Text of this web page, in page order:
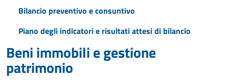
Bilancio preventivo e consuntivo
Piano degli indicatori e risultati attesi di bilancio
Beni immobili e gestione
patrimonio